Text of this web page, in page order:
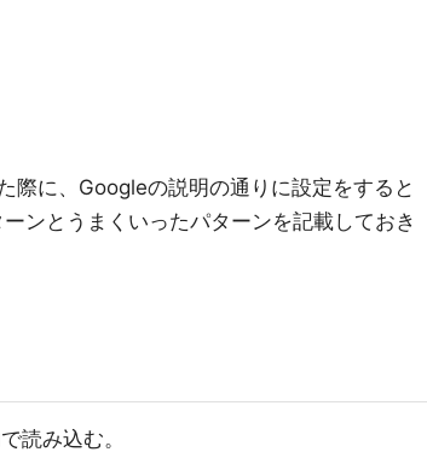
に、Googleの説明の通りに設定をすると
ンとうまくいったパターンを記載しておき
読み込む。